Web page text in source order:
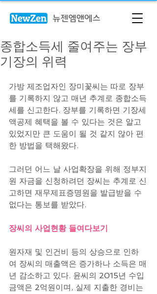
종합소득세 줄여주는 장부
기장의 위력
가방 제조업자인 장미꽃씨는 따로 장부
를 기록하지 않고 매년 추계로 종합소득
세를 신고한다. 장부를 기록하면 기장세
액공제 혜택을 볼 수 있다는 것은 알고
있었지만 큰 도움이 될 것 같지 않아 편
한 방법을 택해왔다.
그러던 어느 날 사업확장을 위해 정부지
원 자금을 신청하려던 장씨는 추계로 신
고하면 재무제표증명원을 발급받을 수
없다는 통보를 받았다.
장씨의 사업현황 들여다보기
원자재 및 인건비 등의 상승으로 인하
여 장씨의 매출액은 증가하나 소득은 매
년 감소하고 있다. 윤씨의 2015년 수입
금액은 2억원이며, 실제 지출한 경비는